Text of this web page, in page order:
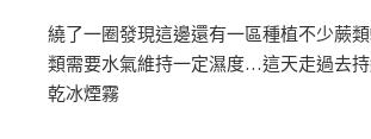
繞了一圈發現這邊還有一區種植不少蕨
類需要水氣維持一定濕度…這天走過去
乾冰煙霧